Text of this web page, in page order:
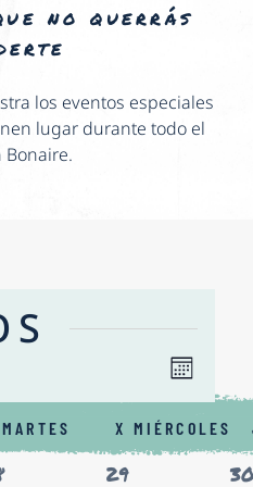
no querrás
los eventos especiales
lugar durante todo el
Bonaire.
DE
de
de
Mes
MARTES X MIÉRCOLES
0
29
0
30